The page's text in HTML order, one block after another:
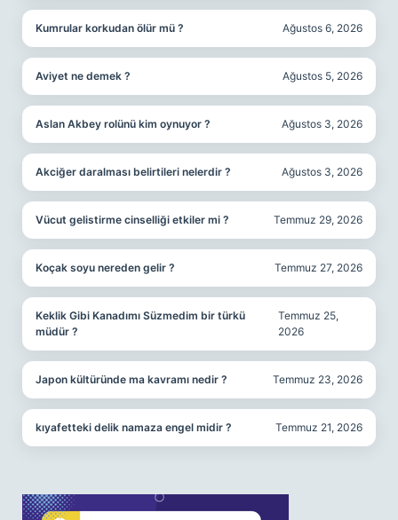
Kumrular korkudan ölür mü ? Ağustos 6, 2026
Aviyet ne demek ? Ağustos 5, 2026
Aslan Akbey rolünü kim oynuyor ? Ağustos 3, 2026
Akciğer daralması belirtileri nelerdir ? Ağustos 3, 2026
Vücut gelistirme cinselliği etkiler mi ? Temmuz 29, 2026
Koçak soyu nereden gelir ? Temmuz 27, 2026
Keklik Gibi Kanadımı Süzmedim bir türkü
müdür ?
Temmuz 25,
2026
Japon kültüründe ma kavramı nedir ? Temmuz 23, 2026
kıyafetteki delik namaza engel midir ? Temmuz 21, 2026